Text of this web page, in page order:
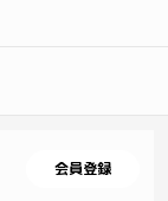
会員登録